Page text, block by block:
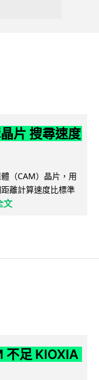
片 搜尋速度
（CAM）晶片，用
離計算速度比標準
文
不足 KIOXIA